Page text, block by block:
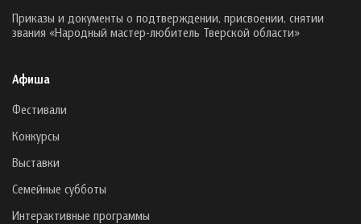
Приказы и документы о подтверждении, присвоении, снятии
звания «Народный мастер-любитель Тверской области»
Афиша
Фестивали
Конкурсы
Выставки
Семейные субботы
Интерактивные программы